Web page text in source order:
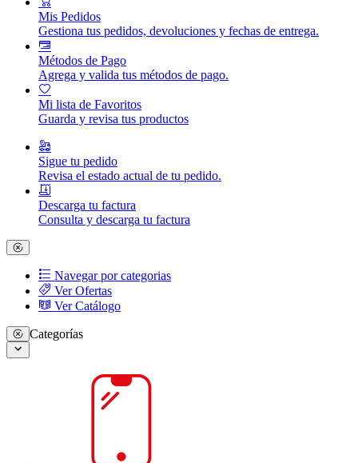
Mis Pedidos
Gestiona tus pedidos, devoluciones y fechas de entrega.
Métodos de Pago
Agrega y valida tus métodos de pago.
Mi lista de Favoritos
Guarda y revisa tus productos
Sigue tu pedido
Revisa el estado actual de tu pedido.
Descarga tu factura
Consulta y descarga tu factura
Navegar por categorias
Ver Ofertas
Ver Catálogo
Categorías